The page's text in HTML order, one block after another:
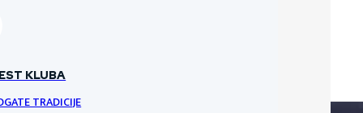
KLUBA
TRADICIJE